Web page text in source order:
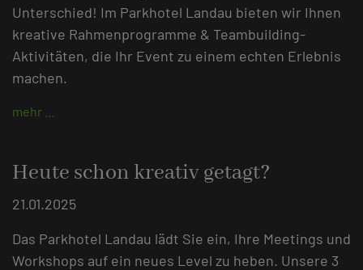
Unterschied! Im Parkhotel Landau bieten wir Ihnen
kreative Rahmenprogramme & Teambuilding-
Aktivitäten, die Ihr Event zu einem echten Erlebnis
machen.
mehr …
Heute schon kreativ getagt?
21.01.2025
Das Parkhotel Landau lädt Sie ein, Ihre Meetings und
Workshops auf ein neues Level zu heben. Unsere 3